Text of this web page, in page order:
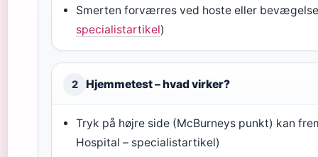
Smerten forværres ved hoste eller
specialistartikel)
2 Hjemmetest – hvad virker?
Tryk på højre side (McBurneys punkt) kan
Hospital – specialistartikel)